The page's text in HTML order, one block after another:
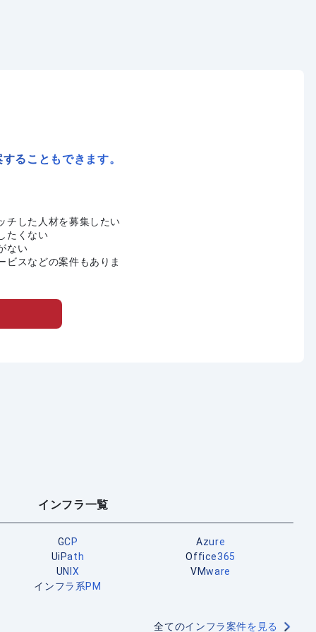
ることもできます。
チした人材を募集したい
たくない
ない
ビスなどの案件もありま
インフラ一覧
GCP
Azure
UiPath
Office365
UNIX
VMware
インフラ系PM
全てのインフラ案件を見る